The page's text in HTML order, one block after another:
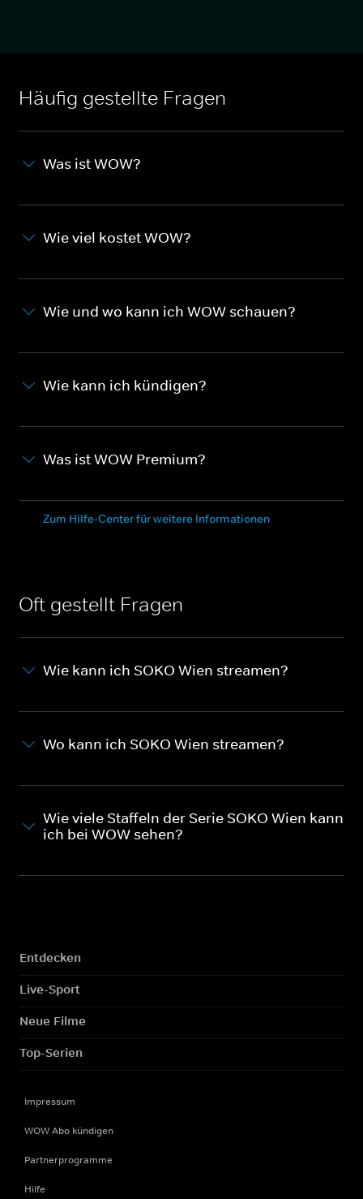
Häufig gestellte Fragen
Was ist WOW?
Wie viel kostet WOW?
Wie und wo kann ich WOW schauen?
Wie kann ich kündigen?
Was ist WOW Premium?
Zum Hilfe-Center für weitere Informationen
Oft gestellt Fragen
Wie kann ich SOKO Wien streamen?
Wo kann ich SOKO Wien streamen?
Wie viele Staffeln der Serie SOKO Wien kann
ich bei WOW sehen?
Entdecken
Live-Sport
Neue Filme
Top-Serien
Impressum
WOW Abo kündigen
Partnerprogramme
Hilfe